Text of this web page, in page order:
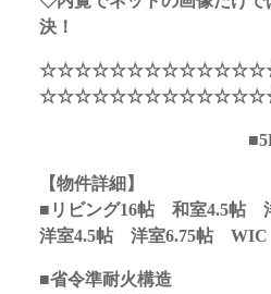
決！
☆☆☆☆☆☆☆☆☆☆☆☆☆☆
■5LDK新築
【物件詳細】
■リビング16帖 和室4.5帖
洋室4.5帖 洋室6.75帖
■省令準耐火構造